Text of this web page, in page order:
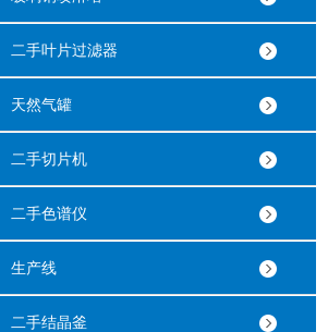
二手叶片过滤器
天然气罐
二手切片机
二手色谱仪
生产线
二手结晶釜